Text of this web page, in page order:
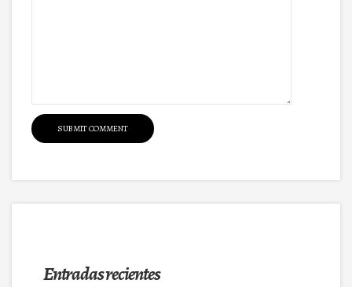
Entradas recientes